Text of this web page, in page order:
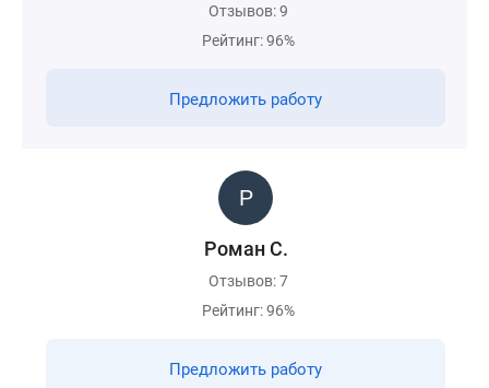
Отзывов: 9
Рейтинг: 96%
Предложить работу
Роман С.
Отзывов: 7
Рейтинг: 96%
Предложить работу